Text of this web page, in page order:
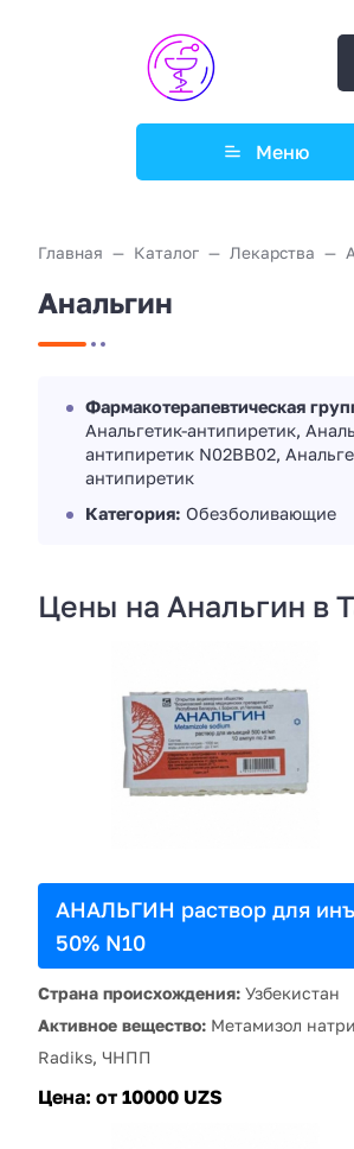
Меню
Главная Каталог Лекарства
Анальгин
Фармакотерапевтическая
Анальгетик-антипиретик,
антипиретик N02BB02,
антипиретик
Категория: Обезболивающие
Цены на Анальгин в
АНАЛЬГИН раствор для
50% N10
Страна происхождения: Узбекистан
Активное вещество: Метамизол
Radiks, ЧНПП
Цена: от 10000 UZS